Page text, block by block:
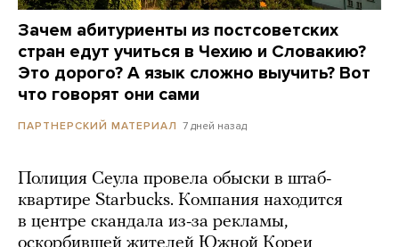
Зачем абитуриенты из постсоветских
стран едут учиться в Чехию и Словакию?
Это дорого? А язык сложно выучить? Вот
что говорят они сами
ПАРТНЕРСКИЙ МАТЕРИАЛ 7 дней назад
Полиция Сеула провела обыски в штаб-
квартире Starbucks. Компания находится
в центре скандала из-за рекламы,
оскорбившей жителей Южной Кореи